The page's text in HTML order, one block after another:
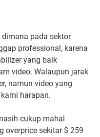
pada sektor
professional, karena
yang baik
video. Walaupun jarak
namun video yang
harapan.
cukup mahal
overprice sekitar $ 259